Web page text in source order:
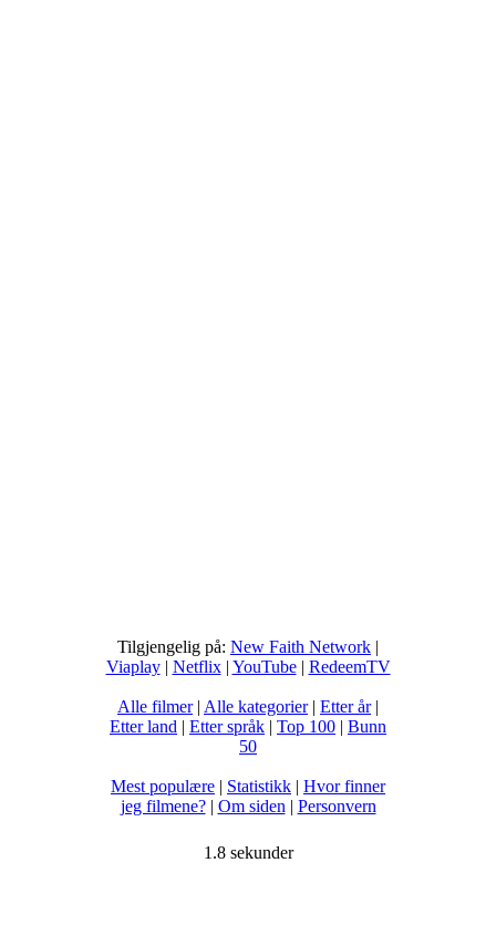
Tilgjengelig på: New Faith Network |
Viaplay| Netflix| YouTube| RedeemTV
Alle filmer| Alle kategorier| Etter år|
Etter land | Etter språk | Top 100 | Bunn
50
Mest populære | Statistikk | Hvor finner
jeg filmene?| Om siden| Personvern
1.8 sekunder